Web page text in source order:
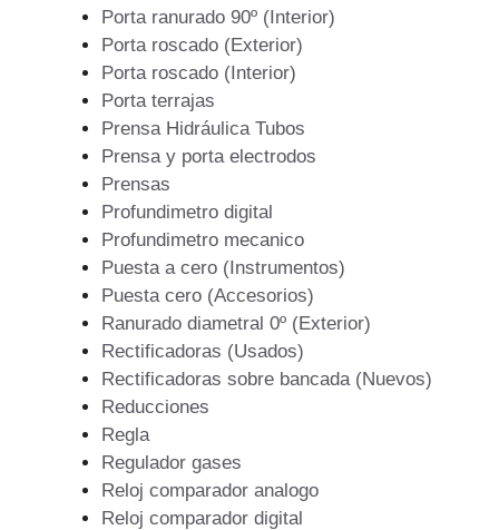
Porta ranurado 90º (Interior)
Porta roscado (Exterior)
Porta roscado (Interior)
Porta terrajas
Prensa Hidráulica Tubos
Prensa y porta electrodos
Prensas
Profundimetro digital
Profundimetro mecanico
Puesta a cero (Instrumentos)
Puesta cero (Accesorios)
Ranurado diametral 0º (Exterior)
Rectificadoras (Usados)
Rectificadoras sobre bancada (Nuevos)
Reducciones
Regla
Regulador gases
Reloj comparador analogo
Reloj comparador digital